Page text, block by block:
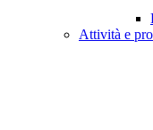
Attività e